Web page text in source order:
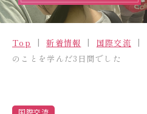
新着情報
学校紹介
学園生活
Top 新着情報 国際交流
のことを学んだ3日間でした
国際交流